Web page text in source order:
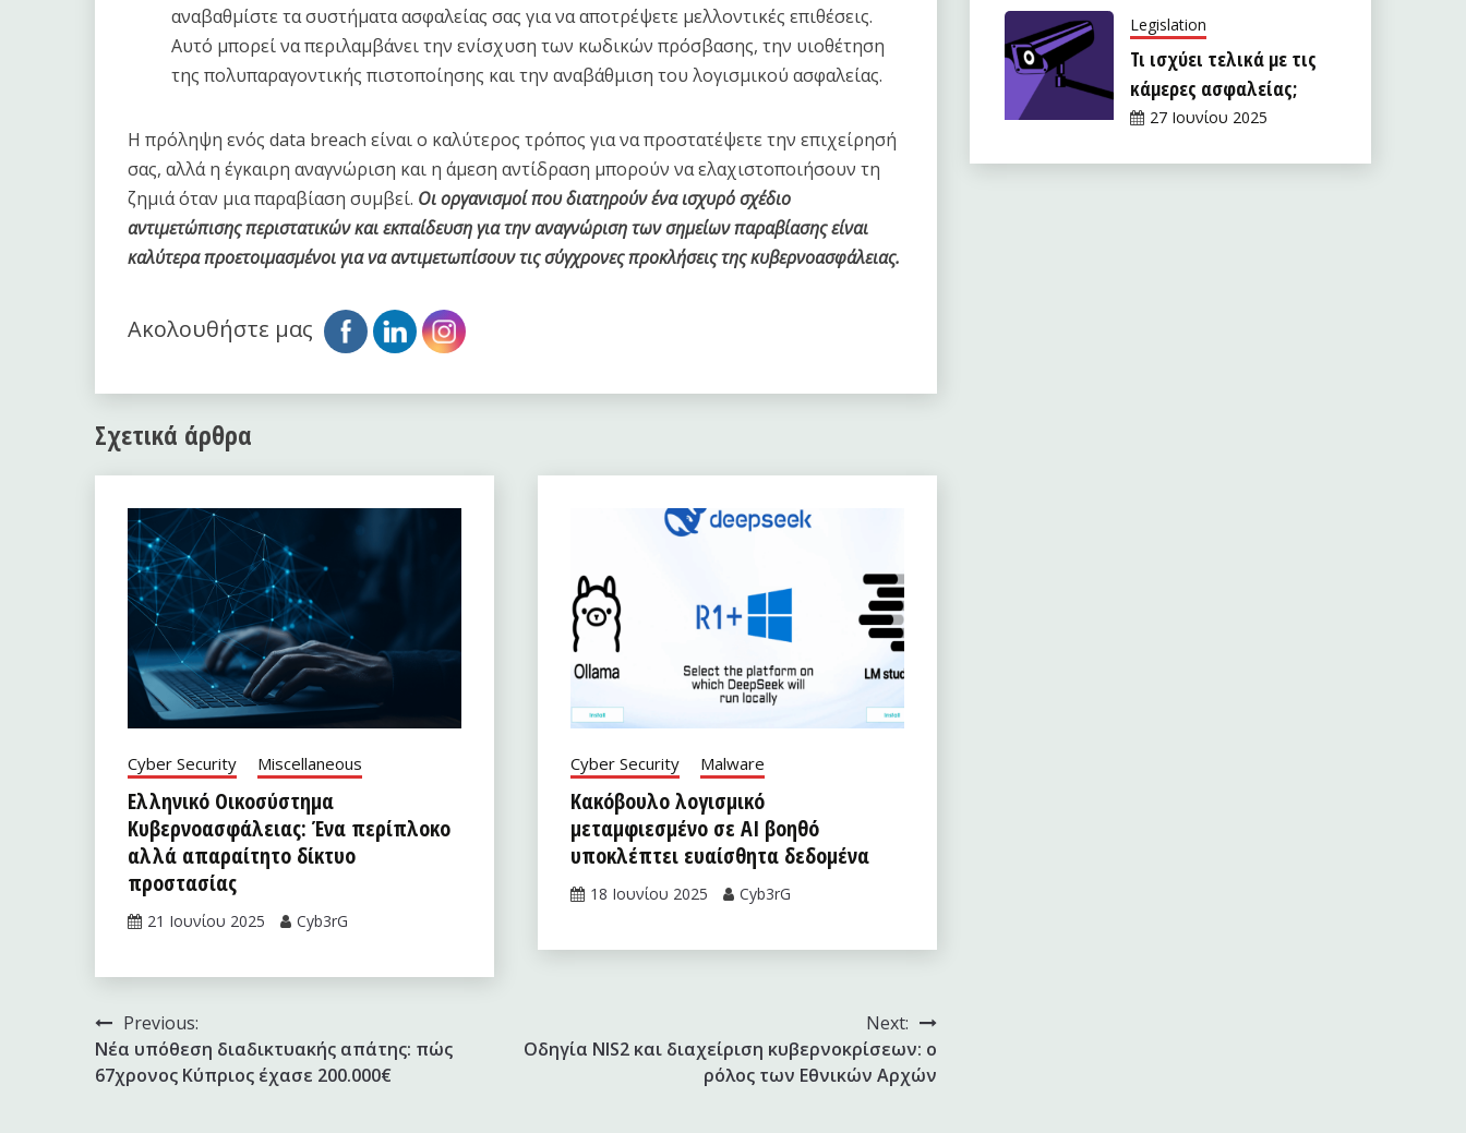
αναβαθμίστε τα συστήματα ασφαλείας σας για να αποτρέψετε μελλοντικές επιθέσεις.
Αυτό μπορεί να περιλαμβάνει την ενίσχυση των κωδικών πρόσβασης, την υιοθέτηση
της πολυπαραγοντικής πιστοποίησης και την αναβάθμιση του λογισμικού ασφαλείας.
Η πρόληψη ενός data breach είναι ο καλύτερος τρόπος για να προστατέψετε την επιχείρησή
σας, αλλά η έγκαιρη αναγνώριση και η άμεση αντίδραση μπορούν να ελαχιστοποιήσουν τη
ζημιά όταν μια παραβίαση συμβεί. Οι οργανισμοί που διατηρούν ένα ισχυρό σχέδιο
αντιμετώπισης περιστατικών και εκπαίδευση για την αναγνώριση των σημείων παραβίασης είναι
καλύτερα προετοιμασμένοι για να αντιμετωπίσουν τις σύγχρονες προκλήσεις της κυβερνοασφάλειας.
Ακολουθήστε μας
Σχετικά άρθρα
Cyber Security Miscellaneous
Ελληνικό Οικοσύστημα
Κυβερνοασφάλειας: Ένα περίπλοκο
αλλά απαραίτητο δίκτυο
προστασίας
21 Ιουνίου 2025 Cyb3rG
Cyber Security Malware
Κακόβουλο λογισμικό
μεταμφιεσμένο σε AI βοηθό
υποκλέπτει ευαίσθητα δεδομένα
18 Ιουνίου 2025 Cyb3rG
Πλοήγηση
άρθρων
Previous:
Νέα υπόθεση διαδικτυακής απάτης: πώς
67χρονος Κύπριος έχασε 200.000€
Next:
Οδηγία ΝIS2 και διαχείριση κυβερνοκρίσεων: ο
ρόλος των Εθνικών Αρχών
Legislation
Τι ισχύει τελικά με τις
κάμερες ασφαλείας;
27 Ιουνίου 2025